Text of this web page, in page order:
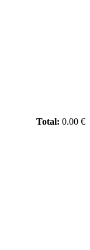
Total: 0.00 €